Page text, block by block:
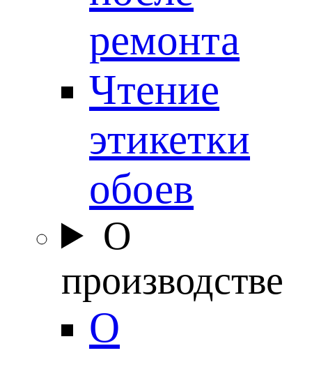
ремонта
Чтение
этикетки
обоев
О
производстве
О